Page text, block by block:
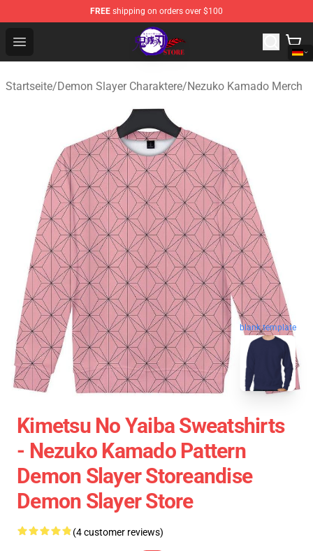
FREE shipping on orders over $100
Open menu
Kimetsu no Yaiba Store - Official Kimetsu no Yaiba
Startseite/Demon Slayer Charaktere/Nezuko Kamado Merch
blank template
Kimetsu No Yaiba Sweatshirts
- Nezuko Kamado Pattern
Demon Slayer Storeandise
Demon Slayer Store
(4 customer reviews)